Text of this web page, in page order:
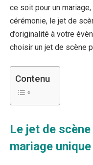
ce soit pour un
cérémonie, le jet de
d’originalité à votre
choisir un jet de scène
Contenu
Le jet de
mariage unique